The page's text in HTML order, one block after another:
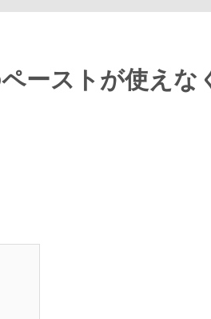
ーストが使えな